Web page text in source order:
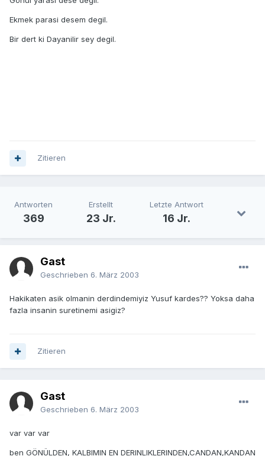
Ekmek parasi desem degil.
Bir dert ki Dayanilir sey degil.
Zitieren
Antworten
369
Erstellt
23 Jr.
Letzte Antwort
16 Jr.
Gast
Geschrieben 6. März 2003
Hakikaten asik olmanin derdindemiyiz Yusuf kardes?? Yoksa daha
fazla insanin suretinemi asigiz?
Zitieren
Gast
Geschrieben 6. März 2003
var var var
ben GÖNÜLDEN, KALBIMIN EN DERINLIKLERINDEN,CANDAN,KANDAN